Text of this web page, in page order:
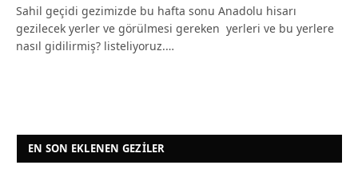
Sahil geçidi gezimizde bu hafta sonu Anadolu hisarı
gezilecek yerler ve görülmesi gereken yerleri ve bu yerlere
nasıl gidilirmiş? listeliyoruz.…
EN SON EKLENEN GEZILER